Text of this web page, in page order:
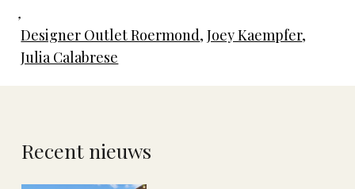
,
Designer Outlet Roermond,Joey Kaempfer,
Julia Calabrese
Recent nieuws